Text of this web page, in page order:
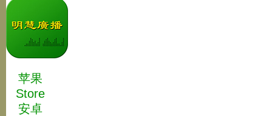
苹果
Store
安卓